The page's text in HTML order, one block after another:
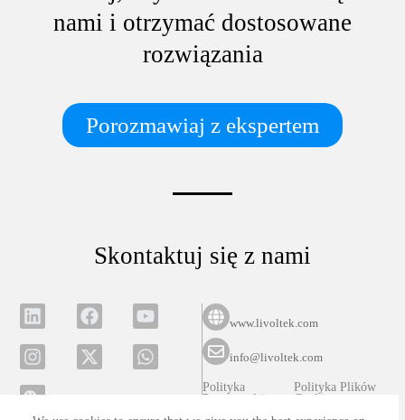
nami i otrzymać dostosowane
rozwiązania
Porozmawiaj z ekspertem
Skontaktuj się z nami
www.livoltek.com
info@livoltek.com
Polityka
Prywatności
Polityka Plików
Cookies